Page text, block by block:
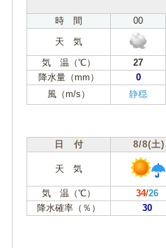
時 間
00
天 気
気 温（℃）
27
降水量（mm）
0
風（m/s）
静穏
日 付 8/8(土)
天 気
気 温（℃） 34/26
降水確率（％）
30